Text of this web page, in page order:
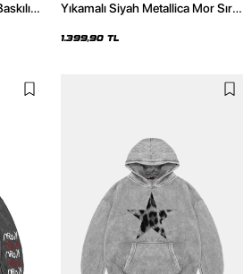
Yıkamalı Siyah Metallica Mor Sırt
Hoodie
1.399,90 TL